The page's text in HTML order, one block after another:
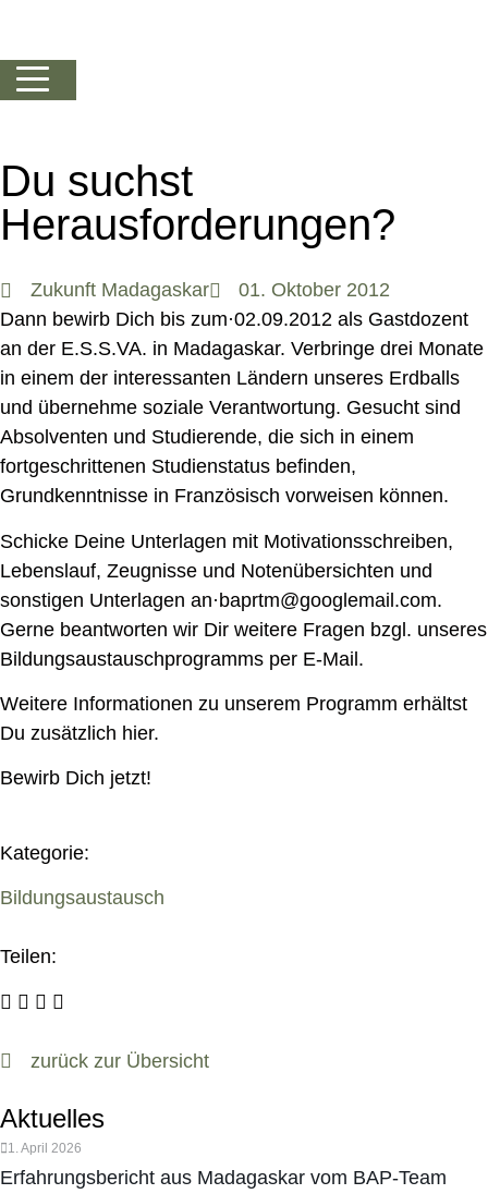
Du suchst
Herausforderungen?
Zukunft Madagaskar
01. Oktober 2012
Dann bewirb Dich bis zum·02.09.2012 als Gastdozent
an der E.S.S.VA. in Madagaskar. Verbringe drei Monate
in einem der interessanten Ländern unseres Erdballs
und übernehme soziale Verantwortung. Gesucht sind
Absolventen und Studierende, die sich in einem
fortgeschrittenen Studienstatus befinden,
Grundkenntnisse in Französisch vorweisen können.
Schicke Deine Unterlagen mit Motivationsschreiben,
Lebenslauf, Zeugnisse und Notenübersichten und
sonstigen Unterlagen an·baprtm@googlemail.com.
Gerne beantworten wir Dir weitere Fragen bzgl. unseres
Bildungsaustauschprogramms per E-Mail.
Weitere Informationen zu unserem Programm erhältst
Du zusätzlich hier.
Bewirb Dich jetzt!
Kategorie:
Bildungsaustausch
Teilen:
zurück zur Übersicht
Aktuelles
1. April 2026
Erfahrungsbericht aus Madagaskar vom BAP-Team